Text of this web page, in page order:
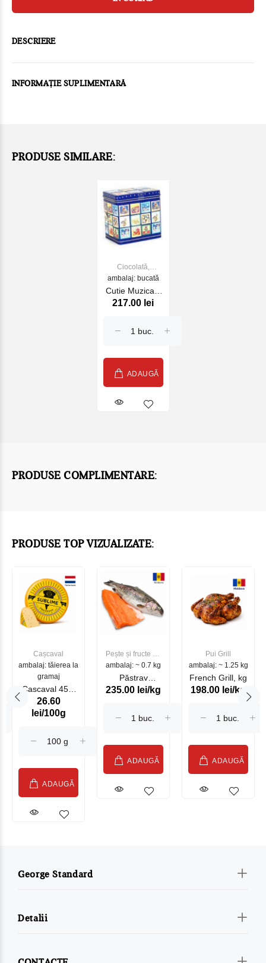
DESCRIERE
INFORMAȚIE SUPLIMENTARĂ
PRODUSE SIMILARE:
Ciocolată,
bomboane, gume
de mestecat
ambalaj: bucată
Cutie Muzicala
Sortiment turte
200g
217.00 lei
ADAUGĂ
PRODUSE COMPLIMENTARE:
PRODUSE TOP VIZUALIZATE:
Cașcaval
ambalaj: tăierea la
gramaj
Cascaval 45%
Maasdam
Sublime Cow
26.60
lei/100g
ADAUGĂ
Pește și fructe de
mare
ambalaj: ~ 0.7 kg
Păstrav
Somonat
235.00 lei/kg
ADAUGĂ
Pui Grill
ambalaj: ~ 1.25 kg
French Grill, kg
198.00 lei/kg
ADAUGĂ
George Standard
Detalii